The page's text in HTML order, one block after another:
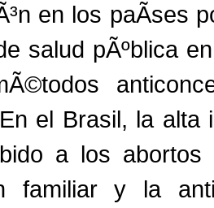
en los paÃ­ses
salud pÃºblica
el Brasil, la alta
a los
familiar y la